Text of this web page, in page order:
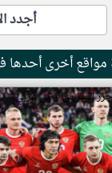
أجدد
أخرى أحدها
القمر من ار تي عربي